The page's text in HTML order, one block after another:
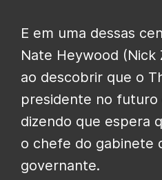
E em uma dessas
Nate Heywood (Nick
ao descobrir que o
presidente no futuro
dizendo que espera
o chefe do gabinete
governante.